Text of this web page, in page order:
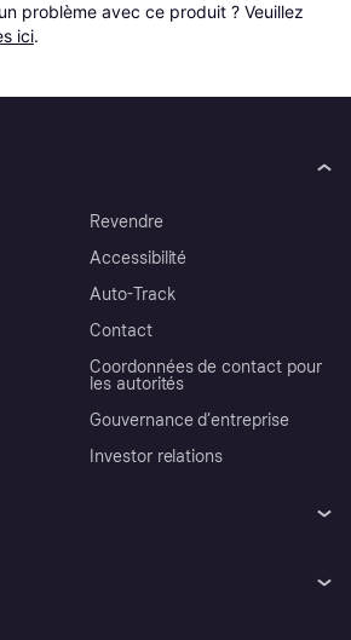
problème avec ce produit ? Veuillez
ici.
Revendre
Accessibilité
Auto-Track
Contact
Coordonnées de contact pour
les autorités
Gouvernance d’entreprise
Investor relations